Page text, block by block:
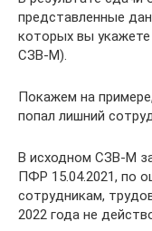
представленные
которых вы укажете
СЗВ-М).
Покажем на
попал лишний
В исходном СЗВ-М
ПФР 15.04.2021, по
сотрудникам,
2022 года не